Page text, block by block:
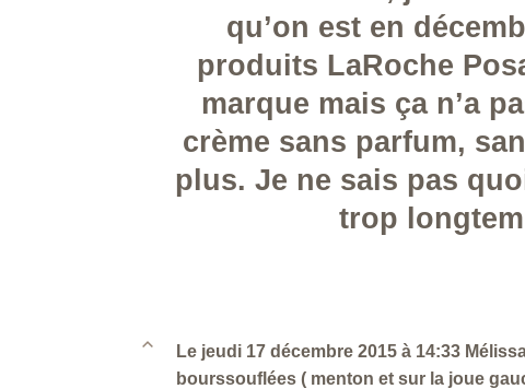
qu’on est en
produits LaRoche
marque mais ça n’a
crème sans parfum,
plus. Je ne sais pas
trop
B
Le jeudi 17 décembre 2015 à 14:33
bourssouflées ( menton et sur la joue